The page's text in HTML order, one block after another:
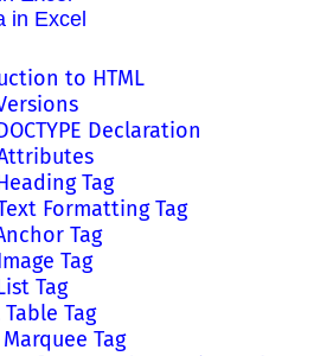
in Excel
to HTML
Declaration
Tag
Formatting Tag
Tag
Tag
Tag
Tag
Tag